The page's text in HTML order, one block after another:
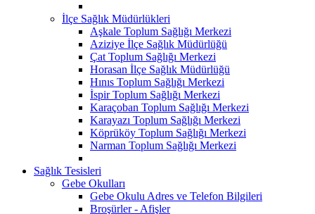
İlçe Sağlık Müdürlükleri
Aşkale Toplum Sağlığı Merkezi
Aziziye İlçe Sağlık Müdürlüğü
Çat Toplum Sağlığı Merkezi
Horasan İlçe Sağlık Müdürlüğü
Hınıs Toplum Sağlığı Merkezi
İspir Toplum Sağlığı Merkezi
Karaçoban Toplum Sağlığı Merkezi
Karayazı Toplum Sağlığı Merkezi
Köprüköy Toplum Sağlığı Merkezi
Narman Toplum Sağlığı Merkezi
Sağlık Tesisleri
Gebe Okulları
Gebe Okulu Adres ve Telefon Bilgileri
Broşürler - Afişler